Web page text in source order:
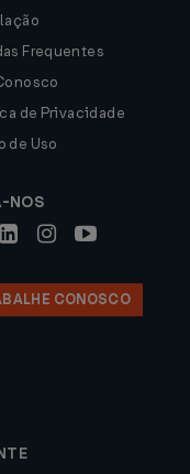
Frequentes
de Privacidade
de Uso
NOS
CONOSCO